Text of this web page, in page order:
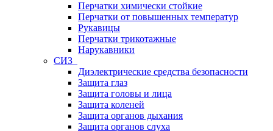
Перчатки химически стойкие
Перчатки от повышенных температур
Рукавицы
Перчатки трикотажные
Нарукавники
СИЗ
Диэлектрические средства безопасности
Защита глаз
Защита головы и лица
Защита коленей
Защита органов дыхания
Защита органов слуха